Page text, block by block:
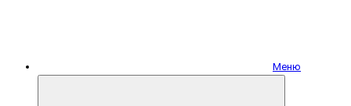
Меню